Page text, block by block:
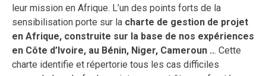
leur mission en Afrique. L’un des points forts de la
sensibilisation porte sur la charte de gestion de projet
en Afrique, construite sur la base de nos expériences
en Côte d’Ivoire, au Bénin, Niger, Cameroun ... Cette
charte identifie et répertorie tous les cas difficiles